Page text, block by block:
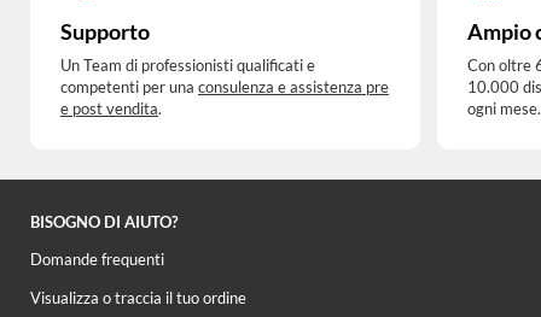
Supporto
Un Team di professionisti qualificati e
competenti per una consulenza e assistenza pre
e post vendita.
Ampio
Con oltre
10.000
ogni mese.
BISOGNO DI AIUTO?
Domande frequenti
Visualizza o traccia il tuo ordine